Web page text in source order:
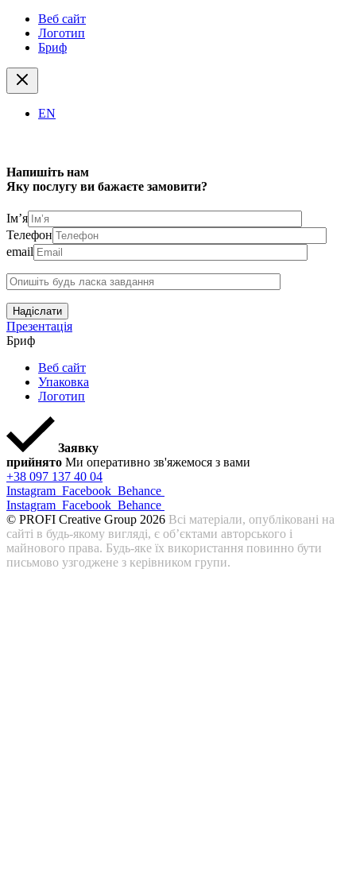
Веб сайт
Логотип
Бриф
EN
Напишіть нам
Яку послугу ви бажаєте замовити?
Ім’я
Телефон
email
Надіслати
Презентація
Бриф
Веб сайт
Упаковка
Логотип
Заявку
прийнято Ми оперативно зв'яжемося з вами
+38 097 137 40 04
Instagram Facebook Behance
Instagram Facebook Behance
© PROFI Creative Group 2026 Всі матеріали, опубліковані на
сайті в будь-якому вигляді, є об’єктами авторського і
майнового права. Будь-яке їх використання повинно бути
письмово узгоджене з керівником групи.